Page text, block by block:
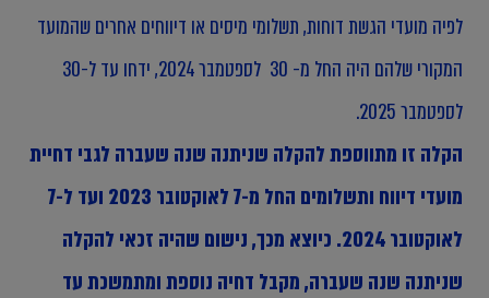
לפיה מועדי הגשת דוחות, תשלומי מיסים או דיווחים אחרים שהמועד
המקורי שלהם היה החל מ- 30 לספטמבר 2024, ידחו עד ל-30
לספטמבר 2025.
הקלה זו מתווספת להקלה שניתנה שנה שעברה לגבי דחיית
מועדי דיווח ותשלומים החל מ-7 לאוקטובר 2023 ועד ל-7
לאוקטובר 2024. כיוצא מכך, נישום שהיה זכאי להקלה
שניתנה שנה שעברה, מקבל דחיה נוספת ומתמשכת עד